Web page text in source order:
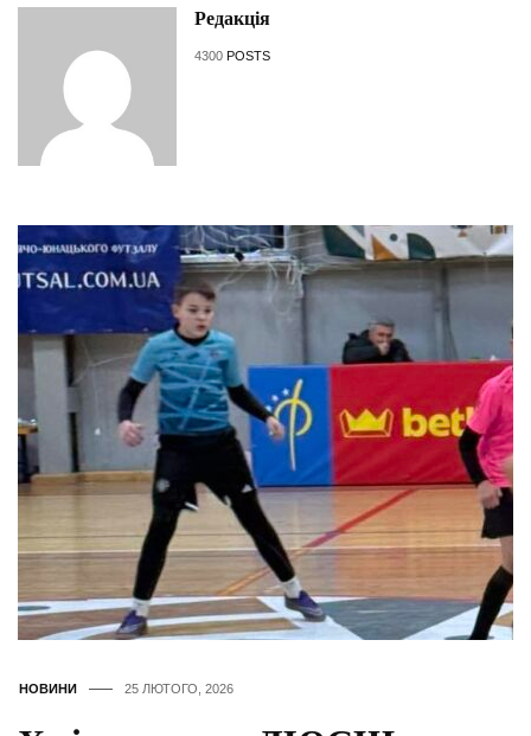
Редакція
4300 POSTS
НОВИНИ 25 ЛЮТОГО, 2026